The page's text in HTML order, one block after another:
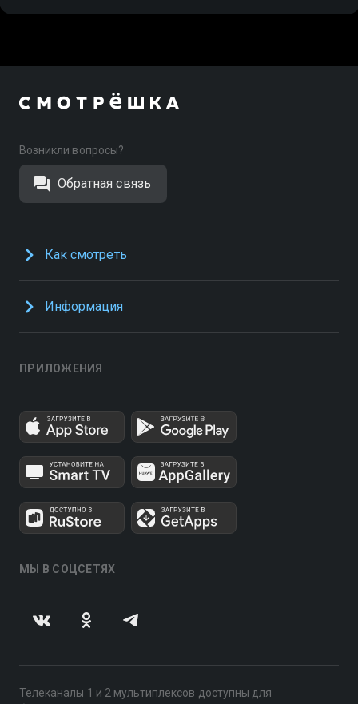
Возникли вопросы?
Обратная связь
Как смотреть
Информация
ПРИЛОЖЕНИЯ
МЫ В СОЦСЕТЯХ
Телеканалы 1 и 2 мультиплексов доступны для